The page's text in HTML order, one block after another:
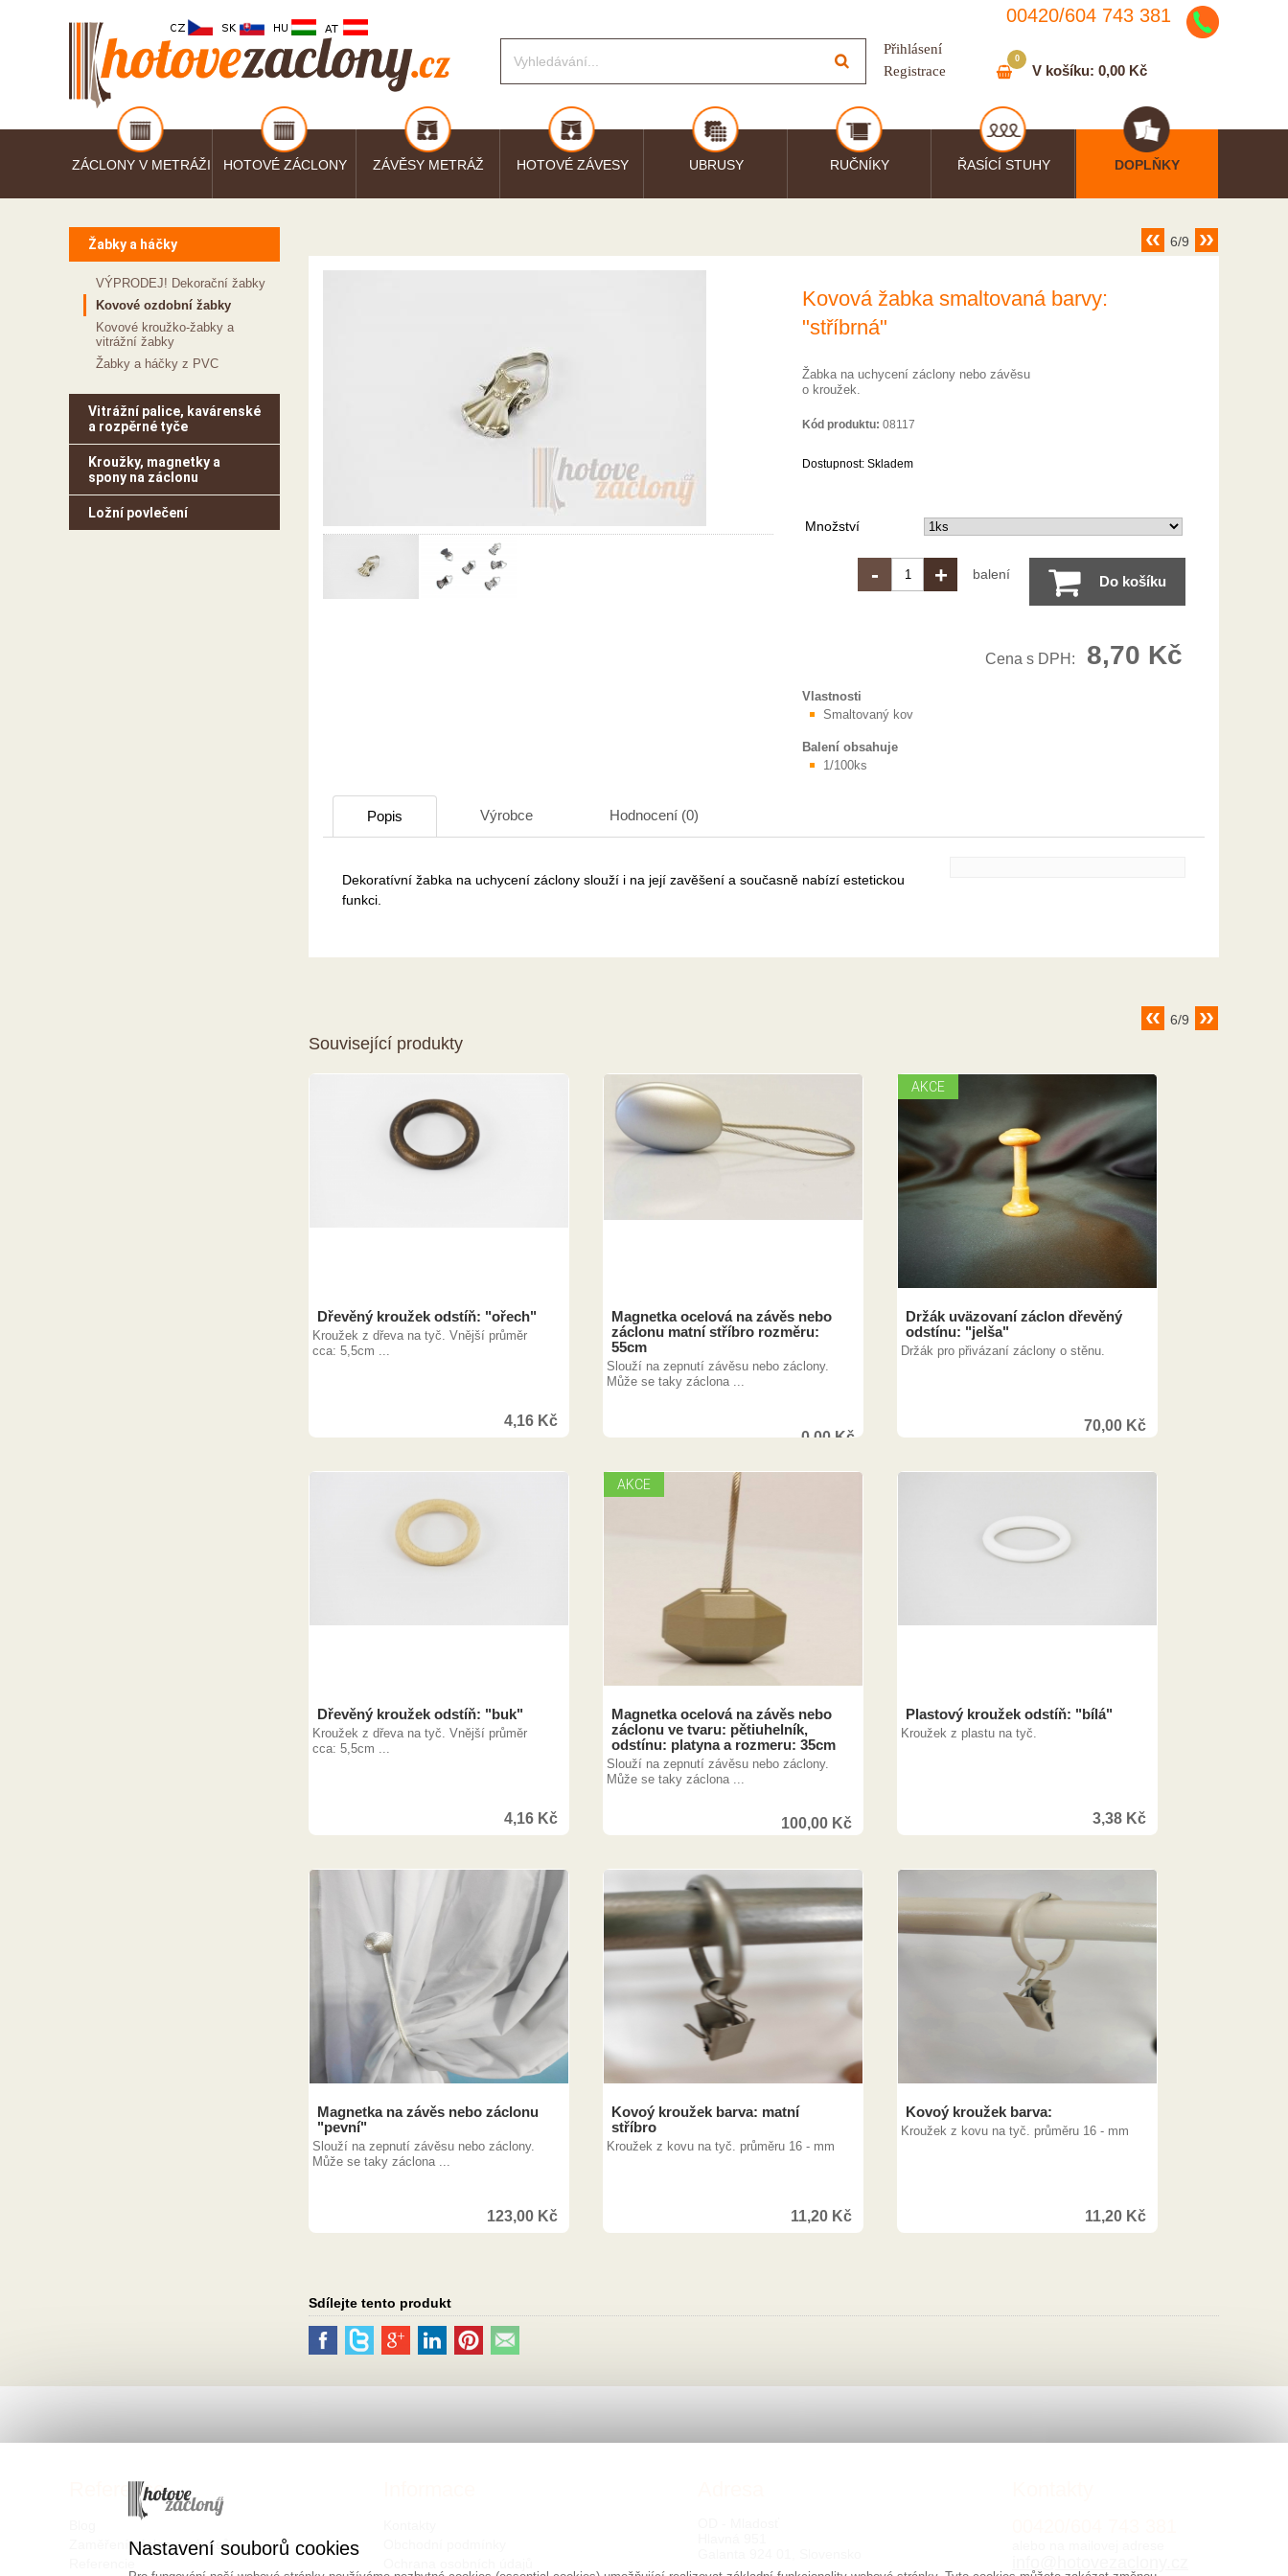
00420/604 743 381
Přihlásení
Registrace
V košíku: 0,00 Kč
0
ZÁCLONY V METRÁŽI HOTOVÉ ZÁCLONY ZÁVĚSY METRÁŽ HOTOVÉ ZÁVESY UBRUSY RUČNÍKY ŘASÍCÍ STUHY DOPLŇKY
Žabky a háčky
VÝPRODEJ! Dekorační žabky
Kovové ozdobní žabky
Kovové kroužko-žabky a
vitrážní žabky
Žabky a háčky z PVC
Vitrážní palice, kavárenské
a rozpěrné tyče
Kroužky, magnetky a
spony na záclonu
Ložní povlečení
6/9
Kovová žabka smaltovaná barvy:
"stříbrná"
Žabka na uchycení záclony nebo závěsu
o kroužek.
Kód produktu: 08117
Dostupnost: Skladem
Množství
- + balení Do košíku
Cena s DPH: 8,70 Kč
Vlastnosti
Smaltovaný kov
Balení obsahuje
1/100ks
Popis Výrobce Hodnocení (0)
Dekoratívní žabka na uchycení záclony slouží i na její zavěšení a současně nabízí estetickou
funkci.
6/9
Související produkty
Dřevěný kroužek odstíň: "ořech"
Kroužek z dřeva na tyč. Vnější průměr
cca: 5,5cm ...
4,16 Kč
Magnetka ocelová na závěs nebo
záclonu matní stříbro rozměru:
55cm
Slouží na zepnutí závěsu nebo záclony.
Může se taky záclona ...
0,00Kč
AKCE
Držák uväzovaní záclon dřevěný
odstínu: "jelša"
Držák pro přivázaní záclony o stěnu.
70,00 Kč
Dřevěný kroužek odstíň: "buk"
Kroužek z dřeva na tyč. Vnější průměr
cca: 5,5cm ...
4,16 Kč
AKCE
Magnetka ocelová na závěs nebo
záclonu ve tvaru: pětiuhelník,
odstínu: platyna a rozmeru: 35cm
Slouží na zepnutí závěsu nebo záclony.
Může se taky záclona ...
100,00 Kč
Plastový kroužek odstíň: "bílá"
Kroužek z plastu na tyč.
3,38 Kč
Magnetka na závěs nebo záclonu
"pevní"
Slouží na zepnutí závěsu nebo záclony.
Může se taky záclona ...
123,00 Kč
Kovoý kroužek barva: matní
stříbro
Kroužek z kovu na tyč. průměru 16 - mm
11,20 Kč
Kovoý kroužek barva:
Kroužek z kovu na tyč. průměru 16 - mm
11,20 Kč
Sdílejte tento produkt
Reference
Zaměření záclon a závěsů
Nastavení souborů cookies